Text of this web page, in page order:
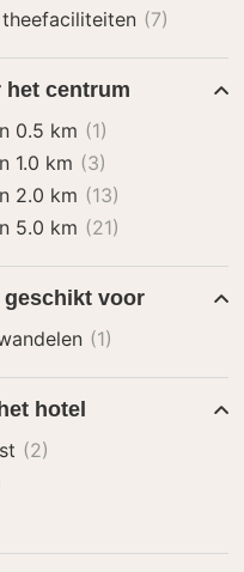
(7)
het centrum
0.5 km (1)
1.0 km (3)
2.0 km (13)
5.0 km (21)
geschikt voor
(1)
hotel
(2)